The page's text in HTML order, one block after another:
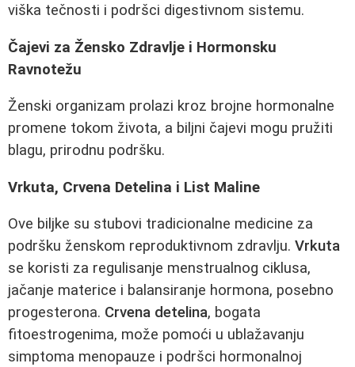
viška tečnosti i podršci digestivnom sistemu.
Čajevi za Žensko Zdravlje i Hormonsku
Ravnotežu
Ženski organizam prolazi kroz brojne hormonalne
promene tokom života, a biljni čajevi mogu pružiti
blagu, prirodnu podršku.
Vrkuta, Crvena Detelina i List Maline
Ove biljke su stubovi tradicionalne medicine za
podršku ženskom reproduktivnom zdravlju. Vrkuta
se koristi za regulisanje menstrualnog ciklusa,
jačanje materice i balansiranje hormona, posebno
progesterona. Crvena detelina, bogata
fitoestrogenima, može pomoći u ublažavanju
simptoma menopauze i podršci hormonalnoj